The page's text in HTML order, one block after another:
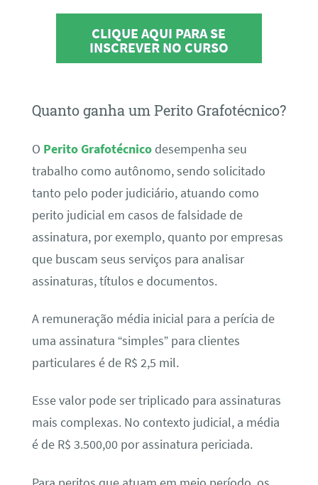
CLIQUE AQUI PARA SE
INSCREVER NO CURSO
Quanto ganha um Perito Grafotécnico?
O Perito Grafotécnicodesempenha seu
trabalho como autônomo, sendo solicitado
tanto pelo poder judiciário, atuando como
perito judicial em casos de falsidade de
assinatura, por exemplo, quanto por empresas
que buscam seus serviços para analisar
assinaturas, títulos e documentos.
A remuneração média inicial para a perícia de
uma assinatura “simples” para clientes
particulares é de R$ 2,5 mil.
Esse valor pode ser triplicado para assinaturas
mais complexas. No contexto judicial, a média
é de R$ 3.500,00 por assinatura periciada.